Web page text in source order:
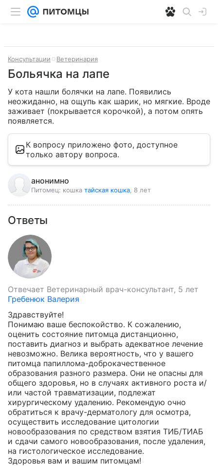
Консультации Ветеринария
Больячка на лапе
У кота нашли болячки на лапе. Появились
неожиданно, на ощупь как шарик, но мягкие. Вроде
заживает (покрывается корочкой), а потом опять
появляется.
К вопросу приложено фото, доступное
только автору вопроса.
анонимно
Питомец: кошка тайская кошка , 8 лет
Ответы
Отвечает Ветеринарный врач-консультант, 5 лет
Гребенюк Валерия
Здравствуйте!
Понимаю ваше беспокойство. К сожалению,
оценить состояние питомца дистанционно,
поставить диагноз и выбрать адекватное лечение
невозможно. Велика вероятность, что у вашего
питомца папиллома-доброкачественное
образования разного размера. Они не опасны для
общего здоровья, но в случаях активного роста и/
или частой травматизации, подлежат
хирургическому удалению. Рекомендую очно
обратиться к врачу-дерматологу для осмотра,
осуществить исследование цитологии
новообразования по средством взятия ТИБ/ТИАБ
и сдачи самого новообразования, после удаления,
на гистологическое исследование.
Здоровья вам и вашим питомцам!